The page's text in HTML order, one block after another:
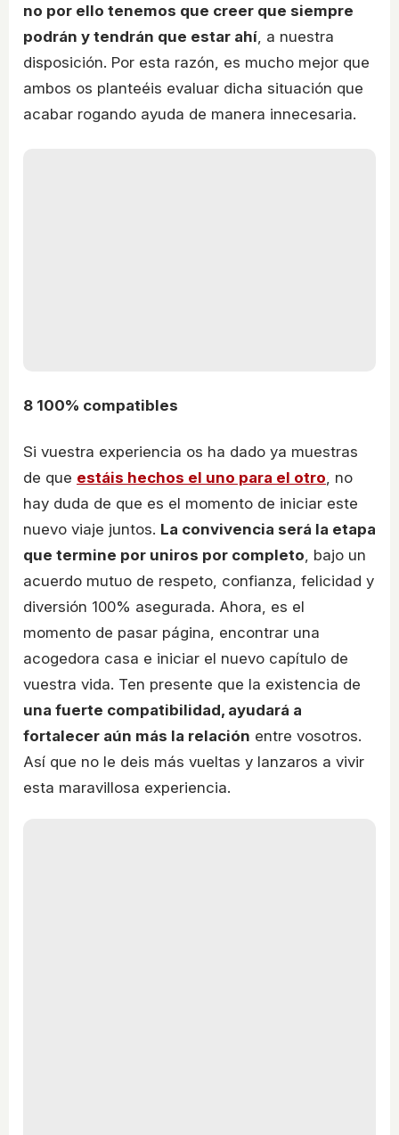
no por ello tenemos que creer que siempre
podrán y tendrán que estar ahí , a nuestra
disposición. Por esta razón, es mucho mejor que
ambos os planteéis evaluar dicha situación que
acabar rogando ayuda de manera innecesaria.
8 100% compatibles
Si vuestra experiencia os ha dado ya muestras
de que estáis hechos el uno para el otro , no
hay duda de que es el momento de iniciar este
nuevo viaje juntos. La convivencia será la etapa
que termine por uniros por completo , bajo un
acuerdo mutuo de respeto, confianza, felicidad y
diversión 100% asegurada. Ahora, es el
momento de pasar página, encontrar una
acogedora casa e iniciar el nuevo capítulo de
vuestra vida. Ten presente que la existencia de
una fuerte compatibilidad, ayudará a
fortalecer aún más la relación entre vosotros.
Así que no le deis más vueltas y lanzaros a vivir
esta maravillosa experiencia.